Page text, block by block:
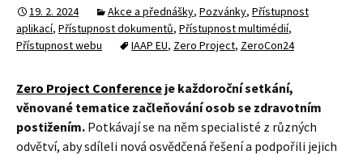
19. 2. 2024 Akce a přednášky, Pozvánky, Přístupnost
aplikací, Přístupnost dokumentů, Přístupnost multimédií,
Přístupnost webu
IAAP EU, Zero Project, ZeroCon24
Zero Project Conference je každoroční setkání,
věnované tematice začleňování osob se zdravotním
postižením. Potkávají se na něm specialisté z různých
odvětví, aby sdíleli nová osvědčená řešení a podpořili jejich